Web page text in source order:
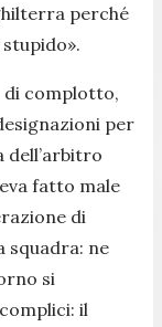
perché
stupido».
di complotto,
per
dell’arbitro
fatto male
di
squadra: ne
si
il